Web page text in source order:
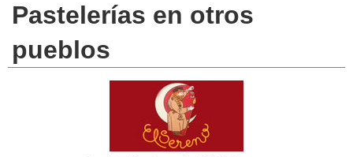
Pastelerías en otros
pueblos